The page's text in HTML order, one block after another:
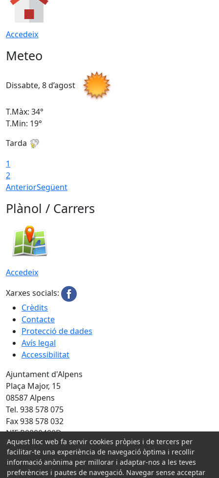
Accedeix
Meteo
Dissabte, 8 d’agost
T.Màx: 34°
T.Min: 19°
Tarda
1
2
AnteriorSegüent
Plànol / Carrers
Accedeix
Xarxes socials:
Crèdits
Contacte
Protecció de dades
Avís legal
Accessibilitat
Ajuntament d'Alpens
Plaça Major, 15
08587 Alpens
Tel. 938 578 075
Fax 938 578 032
NIF P0800400D
Amb la col·laboració de:
Aquest lloc web fa servir cookies pròpies i de tercers per
facilitar-te una experiència de navegació òptima i recollir
informació anònima per millorar i adaptar-nos a les teves
preferències i pautes de navegació. Navegar sense acceptar